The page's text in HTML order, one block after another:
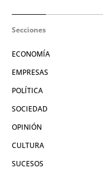
Secciones
ECONOMÍA
EMPRESAS
POLÍTICA
SOCIEDAD
OPINIÓN
CULTURA
SUCESOS